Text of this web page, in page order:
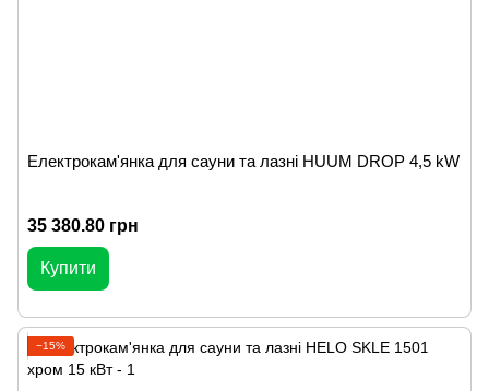
Електрокам'янка для сауни та лазні HUUM DROP 4,5 kW
35 380.80 грн
Купити
−15%